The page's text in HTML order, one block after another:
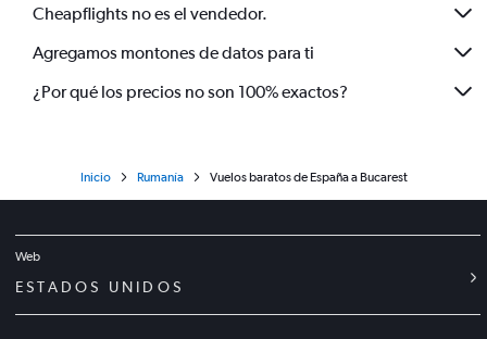
Cheapflights no es el vendedor.
Agregamos montones de datos para ti
¿Por qué los precios no son 100% exactos?
Inicio Rumanía Vuelos baratos de España a Bucarest
Web
ESTADOS UNIDOS